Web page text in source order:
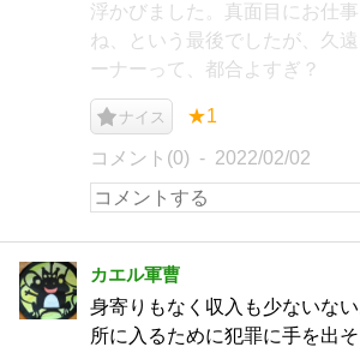
浮かびました。真面目にお仕
ね、という最後でしたが、久
ーナーって、都合よすぎ？
ナイス ★1
コメント(0) 2022/02/02
カエル軍曹
身寄りもなく収入も少ないな
所に入るために犯罪に手を出